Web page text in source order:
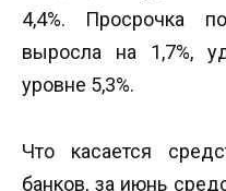
4,4%. Просрочка
выросла на 1,7%,
уровне 5,3%.
Что касается
банков, за июнь